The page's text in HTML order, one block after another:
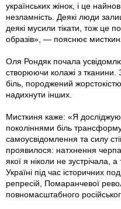
українських жінок, і це
незламність. Деякі люди
деякі мусили тікати, тож це
образів», — пояснює
Оля Рондяк почала
створюючи колажі з тканини.
біль, породжений
надихнути інших.
Мисткиня каже: «Я
поколіннями біль
самоусвідомлення та силу
проявилося: натхнення
якої я ніколи не зустрічала, а
Україні під час історичних
репресій, Помаранчевої
повномасштабного